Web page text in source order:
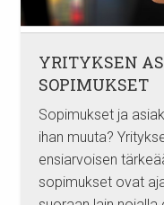
YRITYKSEN
SOPIMUKSET
Sopimukset ja
ihan muuta?
ensiarvoisen
sopimukset ovat